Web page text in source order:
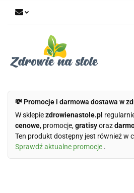
💸 Promocje i darmowa dostawa w
W sklepiezdrowienastole.pl
cenowe, promocje,gratisyoraz
Ten produkt dostępny jest również w
Sprawdź aktualne promocje .